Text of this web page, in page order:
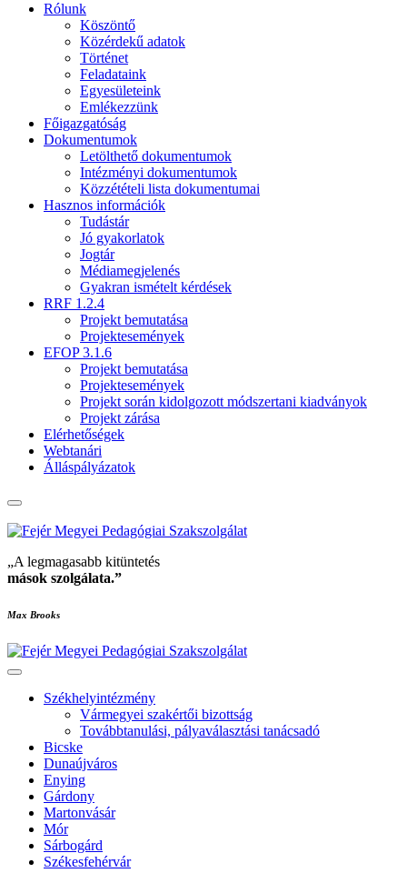
Rólunk
Köszöntő
Közérdekű adatok
Történet
Feladataink
Egyesületeink
Emlékezzünk
Főigazgatóság
Dokumentumok
Letölthető dokumentumok
Intézményi dokumentumok
Közzétételi lista dokumentumai
Hasznos információk
Tudástár
Jó gyakorlatok
Jogtár
Médiamegjelenés
Gyakran ismételt kérdések
RRF 1.2.4
Projekt bemutatása
Projektesemények
EFOP 3.1.6
Projekt bemutatása
Projektesemények
Projekt során kidolgozott módszertani kiadványok
Projekt zárása
Elérhetőségek
Webtanári
Álláspályázatok
„A legmagasabb kitüntetés
mások szolgálata.”
Max Brooks
Székhelyintézmény
Vármegyei szakértői bizottság
Továbbtanulási, pályaválasztási tanácsadó
Bicske
Dunaújváros
Enying
Gárdony
Martonvásár
Mór
Sárbogárd
Székesfehérvár